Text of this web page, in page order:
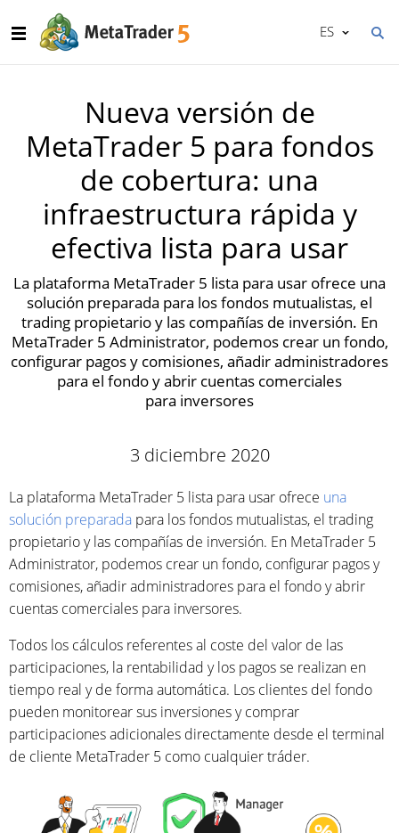
ES
Nueva versión de
MetaTrader 5 para fondos
de cobertura: una
infraestructura rápida y
efectiva lista para usar
La plataforma MetaTrader 5 lista para usar ofrece una
solución preparada para los fondos mutualistas, el
trading propietario y las compañías de inversión. En
MetaTrader 5 Administrator, podemos crear un fondo,
configurar pagos y comisiones, añadir administradores
para el fondo y abrir cuentas comerciales
para inversores
3 diciembre 2020
La plataforma MetaTrader 5 lista para usar ofrece una
solución preparada para los fondos mutualistas, el trading
propietario y las compañías de inversión. En MetaTrader 5
Administrator, podemos crear un fondo, configurar pagos y
comisiones, añadir administradores para el fondo y abrir
cuentas comerciales para inversores.
Todos los cálculos referentes al coste del valor de las
participaciones, la rentabilidad y los pagos se realizan en
tiempo real y de forma automática. Los clientes del fondo
pueden monitorear sus inversiones y comprar
participaciones adicionales directamente desde el terminal
de cliente MetaTrader 5 como cualquier tráder.